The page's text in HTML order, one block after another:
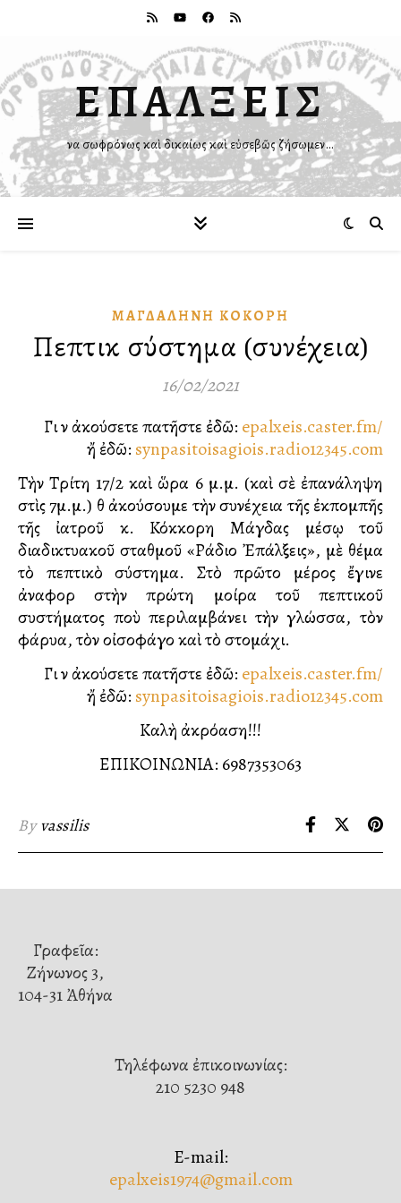
ΕΠΑΛΞΕΙΣ
Ἵνα σωφρόνως καὶ δικαίως καὶ εὐσεβῶς ζήσωμεν…
ΜΑΓΔΑΛΗΝΉ ΚΌΚΟΡΗ
Πεπτικὸ σύστημα (συνέχεια)
16/02/2021
Γιὰ νὰ ἀκούσετε πατῆστε ἐδῶ: epalxeis.caster.fm/
ἤ ἐδῶ: synpasitoisagiois.radio12345.com
Τὴν Τρίτη 17/2 καὶ ὥρα 6 μ.μ. (καὶ σὲ ἐπανάληψη
στὶς 7μ.μ.) θὰ ἀκούσουμε τὴν συνέχεια τῆς ἐκπομπῆς
τῆς ἰατροῦ κ. Κόκκορη Μάγδας μέσῳ τοῦ
διαδικτυακοῦ σταθμοῦ «Ράδιο Ἐπάλξεις», μὲ θέμα
τὸ πεπτικὸ σύστημα. Στὸ πρῶτο μέρος ἔγινε
ἀναφορὰ στὴν πρώτη μοίρα τοῦ πεπτικοῦ
συστήματος ποὺ περιλαμβάνει τὴν γλώσσα, τὸν
φάρυγγα, τὸν οἰσοφάγο καὶ τὸ στομάχι.
Γιὰ νὰ ἀκούσετε πατῆστε ἐδῶ: epalxeis.caster.fm/
ἤ ἐδῶ: synpasitoisagiois.radio12345.com
Καλὴ ἀκρόαση!!!
ΕΠΙΚΟΙΝΩΝΙΑ:️ 6987353063
Byvassilis
Γραφεῖα:
Ζήνωνος 3,
104-31 Ἀθήνα
Τηλέφωνα ἐπικοινωνίας:
210 5230 948
E-mail:
epalxeis1974@gmail.com